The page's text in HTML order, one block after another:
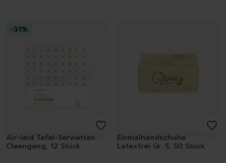
-31%
Air-laid Tafel-Servietten
Cleangang, 12 Stück
Einmalhandschuhe
Latexfrei Gr. S, 50 Stück